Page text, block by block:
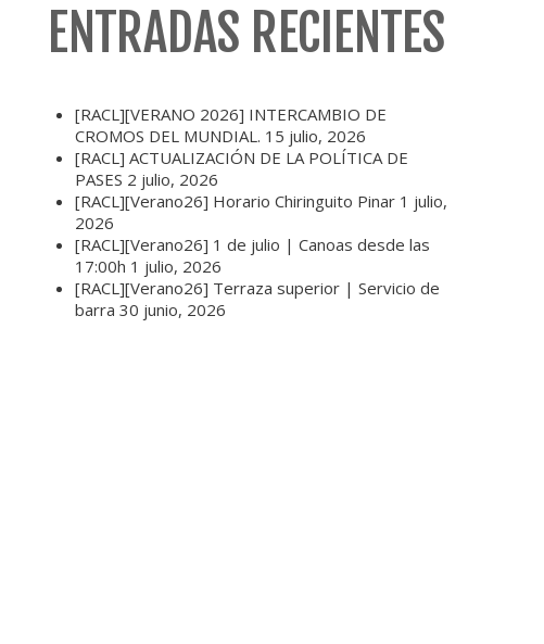
ENTRADAS RECIENTES
[RACL][VERANO 2026] INTERCAMBIO DE
CROMOS DEL MUNDIAL. 15 julio, 2026
[RACL] ACTUALIZACIÓN DE LA POLÍTICA DE
PASES 2 julio, 2026
[RACL][Verano26] Horario Chiringuito Pinar 1 julio,
2026
[RACL][Verano26] 1 de julio | Canoas desde las
17:00h 1 julio, 2026
[RACL][Verano26] Terraza superior | Servicio de
barra 30 junio, 2026